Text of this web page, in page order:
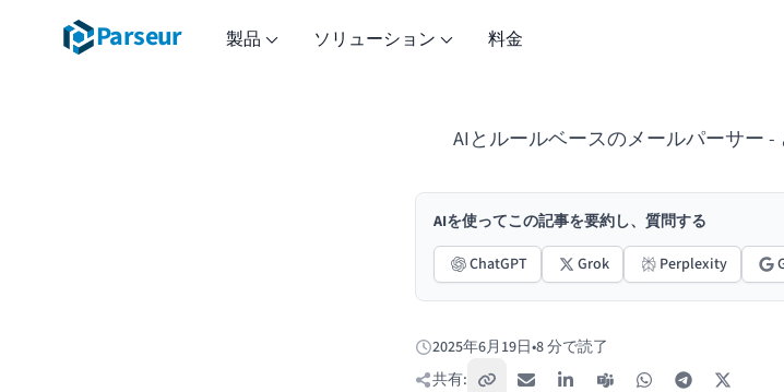
Parseur 製品 ソリューション 料金
AIとルールベースのメールパーサー -
AIを使ってこの記事を要約し、質問する
ChatGPT
Grok Perplexity
公開日:
2025年6月19日•8 分で読了
共有:
リンクをコピー
メール LinkedInTeams WhatsAppTelegram